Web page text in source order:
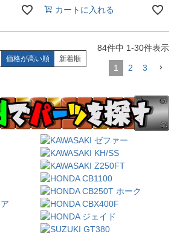
カートに入れる
価格が高い順 新着順
84件中 1-30件表示
1 2 3